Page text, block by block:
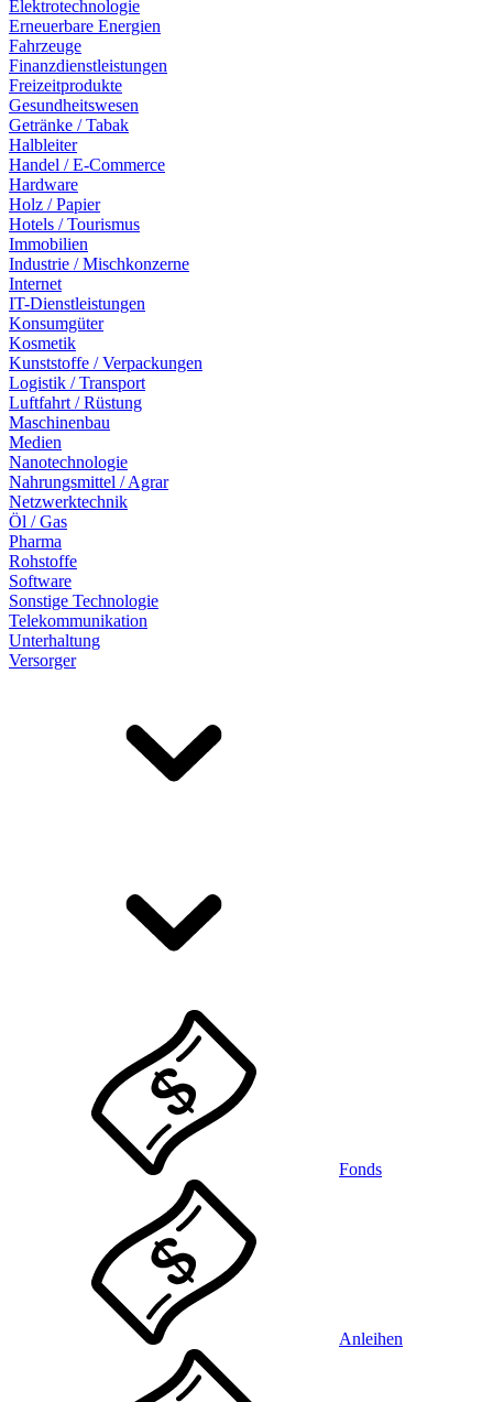
Elektrotechnologie
Erneuerbare Energien
Fahrzeuge
Finanzdienstleistungen
Freizeitprodukte
Gesundheitswesen
Getränke / Tabak
Halbleiter
Handel / E-Commerce
Hardware
Holz / Papier
Hotels / Tourismus
Immobilien
Industrie / Mischkonzerne
Internet
IT-Dienstleistungen
Konsumgüter
Kosmetik
Kunststoffe / Verpackungen
Logistik / Transport
Luftfahrt / Rüstung
Maschinenbau
Medien
Nanotechnologie
Nahrungsmittel / Agrar
Netzwerktechnik
Öl / Gas
Pharma
Rohstoffe
Software
Sonstige Technologie
Telekommunikation
Unterhaltung
Versorger
Fonds
Anleihen